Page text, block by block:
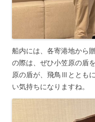
船内には、各寄港地から
の際は、ぜひ小笠原の盾
原の盾が、飛鳥Ⅲととも
い気持ちになりますね。